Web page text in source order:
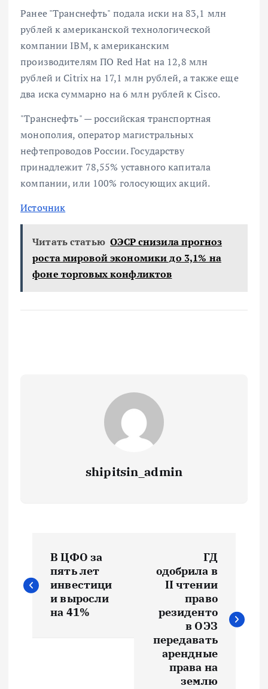
Ранее "Транснефть" подала иски на 83,1 млн
рублей к американской технологической
компании IBM, к американским
производителям ПО Red Hat на 12,8 млн
рублей и Citrix на 17,1 млн рублей, а также еще
два иска суммарно на 6 млн рублей к Cisco.
"Транснефть" — российская транспортная
монополия, оператор магистральных
нефтепроводов России. Государству
принадлежит 78,55% уставного капитала
компании, или 100% голосующих акций.
Источник
Читать статью ОЭСР снизила прогноз
роста мировой экономики до 3,1% на
фоне торговых конфликтов
shipitsin_admin
а
В ЦФО за
пять лет
инвестици
и выросли
на 41%
ГД
одобрила в
II чтении
право
резиденто
в ОЭЗ
передавать
арендные
права на
землю